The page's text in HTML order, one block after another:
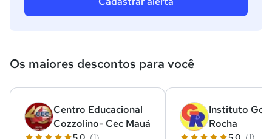
Os maiores descontos para você
Centro Educacional
Cozzolino- Cec Mauá
Instituto
Rocha